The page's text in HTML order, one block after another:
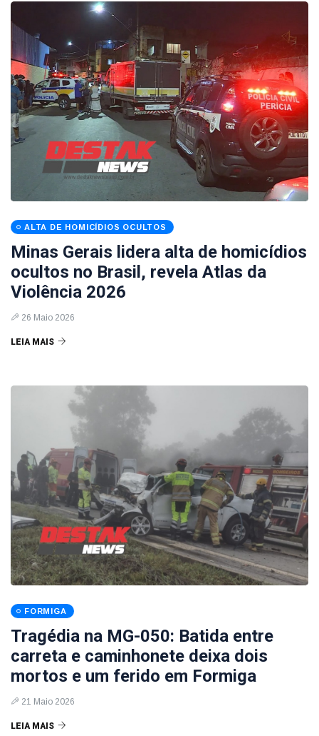
ALTA DE HOMICÍDIOS OCULTOS
Minas Gerais lidera alta de homicídios
ocultos no Brasil, revela Atlas da
Violência 2026
26 Maio 2026
LEIA MAIS
FORMIGA
Tragédia na MG-050: Batida entre
carreta e caminhonete deixa dois
mortos e um ferido em Formiga
21 Maio 2026
LEIA MAIS